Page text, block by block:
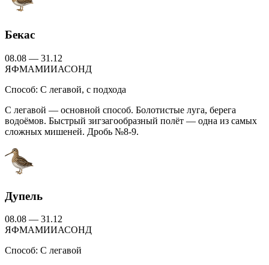
Бекас
08.08 — 31.12
ЯФМАМИИАСОНД
Способ: С легавой, с подхода
С легавой — основной способ. Болотистые луга, берега
водоёмов. Быстрый зигзагообразный полёт — одна из самых
сложных мишеней. Дробь №8-9.
Дупель
08.08 — 31.12
ЯФМАМИИАСОНД
Способ: С легавой